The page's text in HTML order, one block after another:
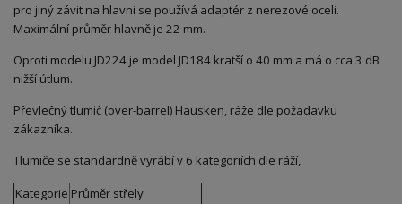
pro jiný závit na hlavni se používá adaptér z nerezové oceli.
Maximální průměr hlavně je 22 mm.
Oproti modelu JD224 je model JD184 kratší o 40 mm a má o cca 3 dB
nižší útlum.
Převlečný tlumič (over-barrel) Hausken, ráže dle požadavku
zákazníka.
Tlumiče se standardně vyrábí v 6 kategoriích dle ráží,
Kategorie Průměr střely